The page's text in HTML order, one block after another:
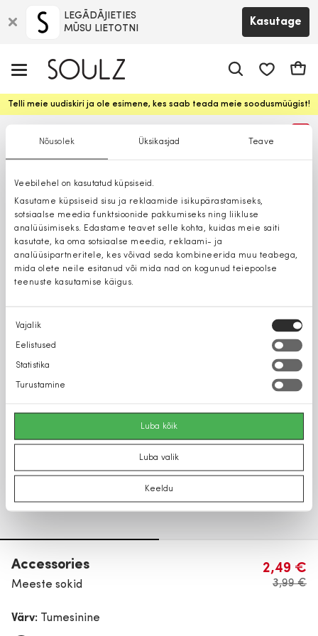
Nõusolek Üksikasjad Teave
Veebilehel on kasutatud küpsiseid.
Kasutame küpsiseid sisu ja reklaamide isikupärastamiseks,
sotsiaalse meedia funktsioonide pakkumiseks ning liikluse
analüüsimiseks. Edastame teavet selle kohta, kuidas meie saiti
kasutate, ka oma sotsiaalse meedia, reklaami- ja
analüüsipartneritele, kes võivad seda kombineerida muu teabega,
mida olete neile esitanud või mida nad on kogunud teiepoolse
teenuste kasutamise käigus.
Nõusoleku
valik
Vajalik
Eelistused
Statistika
Turustamine
Luba kõik
Luba valik
Keeldu
LEGĀDĀJIETIES
MŪSU LIETOTNI
Kasutage
Telli meie uudiskiri ja ole esimene, kes saab teada meie soodusmüügist!
Accessories
Meeste sokid
2,49 €
3,99 €
Värv: Tumesinine